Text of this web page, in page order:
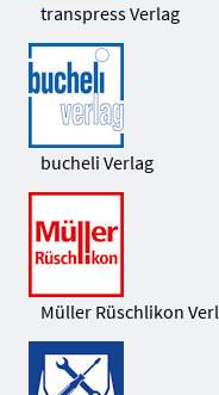
transpress Verlag
bucheli Verlag
Müller Rüschlikon